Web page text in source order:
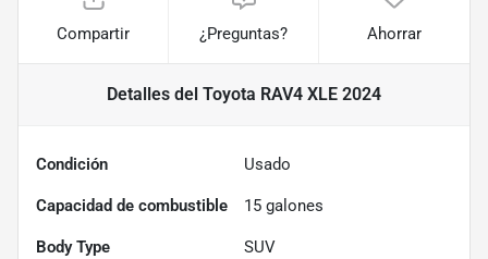
Compartir ¿Preguntas? Ahorrar
Detalles del Toyota RAV4 XLE 2024
Condición Usado
Capacidad de combustible 15 galones
Body Type SUV